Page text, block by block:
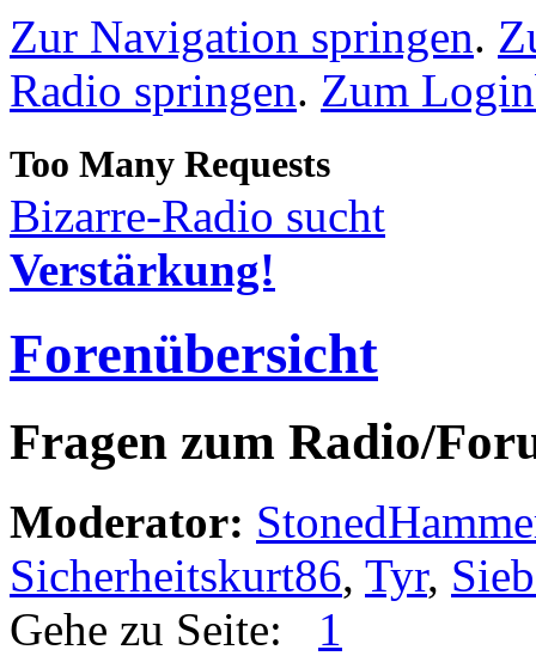
Zur Navigation springen.
Radio springen. Zum
Bizarre-Radio sucht
Verstärkung!
Forenübersicht
Fragen zum Radio/
Moderator:
Sicherheitskurt86, Tyr,
Gehe zu Seite: 1